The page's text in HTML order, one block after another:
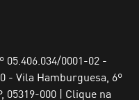
05.406.034/0001-02 -
- Vila Hamburguesa, 6º
05319-000 | Clique na